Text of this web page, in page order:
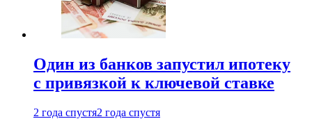
Один из банков запустил ипотеку
с привязкой к ключевой ставке
2 года спустя2 года спустя